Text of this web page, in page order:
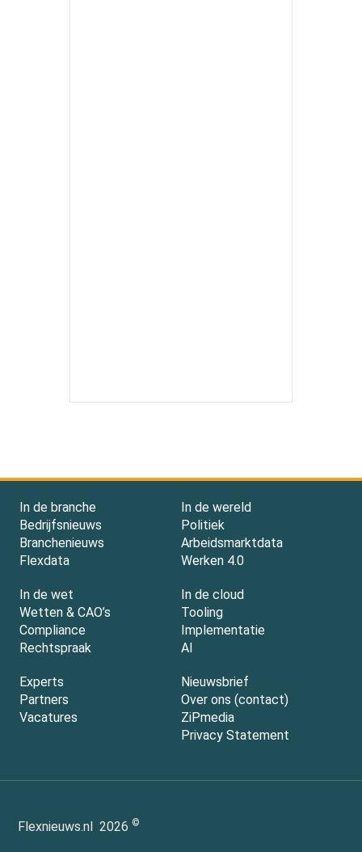
In de branche
Bedrijfsnieuws
Branchenieuws
Flexdata
In de wereld
Politiek
Arbeidsmarktdata
Werken 4.0
In de wet
Wetten & CAO’s
Compliance
Rechtspraak
In de cloud
Tooling
Implementatie
AI
Experts
Partners
Vacatures
Nieuwsbrief
Over ons (contact)
ZiPmedia
Privacy Statement
Flexnieuws.nl 2026 ©